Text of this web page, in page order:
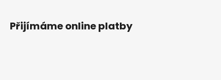
Přijímáme online platby